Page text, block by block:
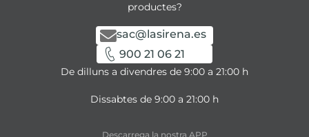
productes?
sac@lasirena.es
900 21 06 21
De dilluns a divendres de 9:00 a 21:00 h
Dissabtes de 9:00 a 21:00 h
Descarrega la nostra APP